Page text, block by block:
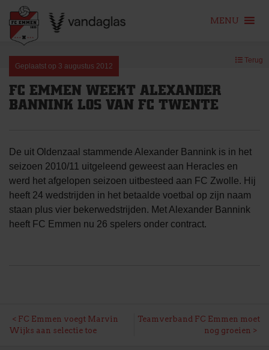
content
MENU
Geplaatst op 3 augustus 2012
Terug
FC EMMEN WEEKT ALEXANDER
BANNINK LOS VAN FC TWENTE
De uit Oldenzaal stammende Alexander Bannink is in het
seizoen 2010/11 uitgeleend geweest aan Heracles en
werd het afgelopen seizoen uitbesteed aan FC Zwolle. Hij
heeft 24 wedstrijden in het betaalde voetbal op zijn naam
staan plus vier bekerwedstrijden. Met Alexander Bannink
heeft FC Emmen nu 26 spelers onder contract.
BERICHT
FC Emmen voegt Marvin
Wijks aan selectie toe
Teamverband FC Emmen moet
nog groeien